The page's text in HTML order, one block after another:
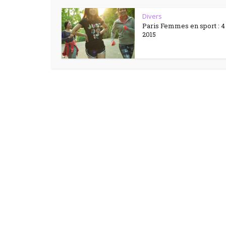
Divers
Paris Femmes en sport :
2015